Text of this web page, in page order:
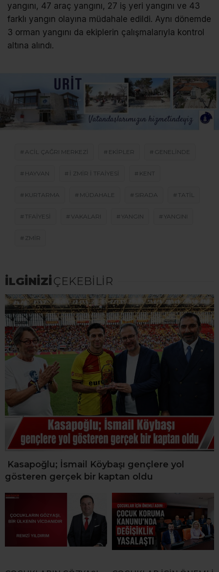
yangını, 47 araç yangını, 27 iş yeri yangını ve 43
farklı yangın olayına müdahale edildi. Aynı dönemde
3 orman yangını da ekiplerin çalışmalarıyla kontrol
altına alındı.
ACIL ÇAĞRI MERKEZI EKIPLER GENELINDE
HAYVAN I ZMIR I TFAIYESI KENT
KURTARMA MÜDAHALE SIRADA TATIL
TFAIYESI VAKALARI YANGIN YANGINI
ZMIR
İLGİNİZİÇEKEBİLİR
Kasapoğlu; İsmail Köybaşı gençlere yol
gösteren gerçek bir kaptan oldu